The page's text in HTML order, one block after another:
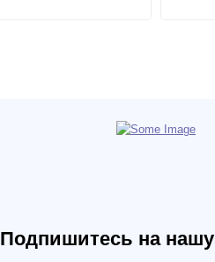
Подпишитесь на